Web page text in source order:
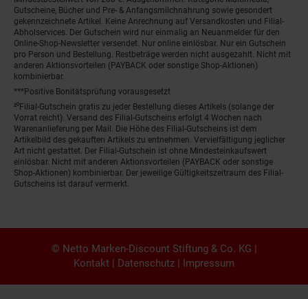
Gutscheine, Bücher und Pre- & Anfangsmilchnahrung sowie gesondert
gekennzeichnete Artikel. Keine Anrechnung auf Versandkosten und Filial-
Abholservices. Der Gutschein wird nur einmalig an Neuanmelder für den
Online-Shop-Newsletter versendet. Nur online einlösbar. Nur ein Gutschein
pro Person und Bestellung. Restbeträge werden nicht ausgezahlt. Nicht mit
anderen Aktionsvorteilen (PAYBACK oder sonstige Shop-Aktionen)
kombinierbar.
***Positive Bonitätsprüfung vorausgesetzt
²⁰Filial-Gutschein gratis zu jeder Bestellung dieses Artikels (solange der
Vorrat reicht). Versand des Filial-Gutscheins erfolgt 4 Wochen nach
Warenanlieferung per Mail. Die Höhe des Filial-Gutscheins ist dem
Artikelbild des gekauften Artikels zu entnehmen. Vervielfältigung jeglicher
Art nicht gestattet. Der Filial-Gutschein ist ohne Mindesteinkaufswert
einlösbar. Nicht mit anderen Aktionsvorteilen (PAYBACK oder sonstige
Shop-Aktionen) kombinierbar. Der jeweilige Gültigkeitszeitraum des Filial-
Gutscheins ist darauf vermerkt.
© Netto Marken-Discount Stiftung & Co. KG |
Kontakt | Datenschutz | Impressum